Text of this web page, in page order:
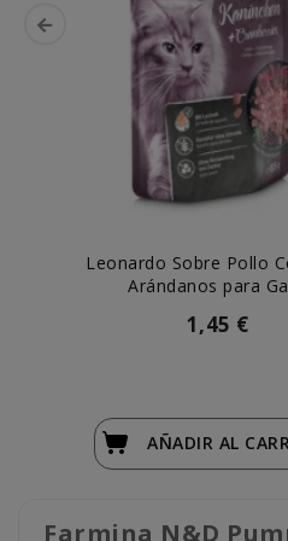
Leonardo Sobre Pollo
Arándanos para
1,45 €
AÑADIR AL
Farmina N&D